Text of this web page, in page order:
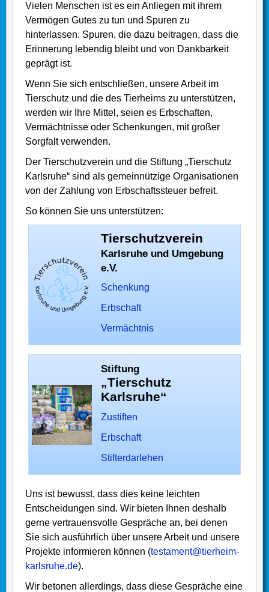
Vielen Menschen ist es ein Anliegen mit ihrem
Vermögen Gutes zu tun und Spuren zu
hinterlassen. Spuren, die dazu beitragen, dass die
Erinnerung lebendig bleibt und von Dankbarkeit
geprägt ist.
Wenn Sie sich entschließen, unsere Arbeit im
Tierschutz und die des Tierheims zu unterstützen,
werden wir Ihre Mittel, seien es Erbschaften,
Vermächtnisse oder Schenkungen, mit großer
Sorgfalt verwenden.
Der Tierschutzverein und die Stiftung „Tierschutz
Karlsruhe“ sind als gemeinnützige Organisationen
von der Zahlung von Erbschaftssteuer befreit.
So können Sie uns unterstützen:
Tierschutzverein
Karlsruhe und Umgebung
e.V.
Schenkung
Erbschaft
Vermächtnis
Stiftung
„Tierschutz
Karlsruhe“
Zustiften
Erbschaft
Stifterdarlehen
Uns ist bewusst, dass dies keine leichten
Entscheidungen sind. Wir bieten Ihnen deshalb
gerne vertrauensvolle Gespräche an, bei denen
Sie sich ausführlich über unsere Arbeit und unsere
Projekte informieren können (testament@tierheim-
karlsruhe.de).
Wir betonen allerdings, dass diese Gespräche eine